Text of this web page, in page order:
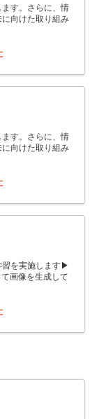
す。さらに、情
向けた取り組み
す。さらに、情
向けた取り組み
習を実施します▶
画像を生成して